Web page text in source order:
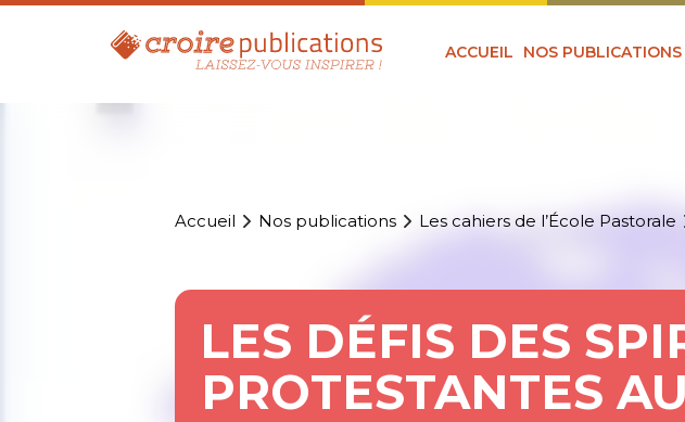
ACCUEIL NOS PUBLICATIONS
Accueil Nos publications Les cahiers de l’École Pastorale
LES DÉFIS DES
PROTESTANTES